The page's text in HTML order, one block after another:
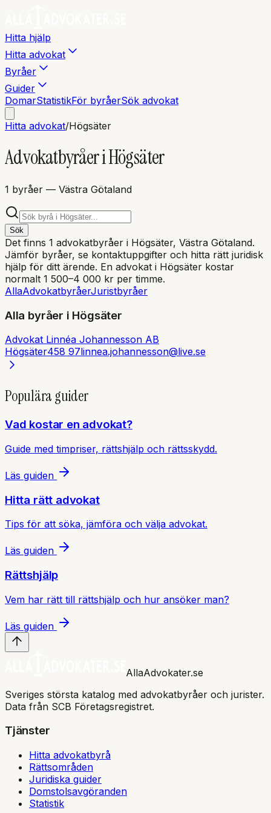
Hitta hjälp
Hitta advokat
Byråer
Guider
DomarStatistikFör byråerSök advokat
Hitta advokat/Högsäter
Advokatbyråer iHögsäter
1 byråer — Västra Götaland
Sök
Det finns 1 advokatbyråer i Högsäter, Västra Götaland.
Jämför byråer, se kontaktuppgifter och hitta rätt juridisk
hjälp för ditt ärende. En advokat i Högsäter kostar
normalt 1 500–4 000 kr per timme.
AllaAdvokatbyråerJuristbyråer
Alla byråer i Högsäter
Advokat Linnéa Johannesson AB
Högsäter458 97linnea.johannesson@live.se
Populära guider
Vad kostar en advokat?
Guide med timpriser, rättshjälp och rättsskydd.
Läs guiden
Hitta rätt advokat
Tips för att söka, jämföra och välja advokat.
Läs guiden
Rättshjälp
Vem har rätt till rättshjälp och hur ansöker man?
Läs guiden
AllaAdvokater.se
Sveriges största katalog med advokatbyråer och jurister.
Data från SCB Företagsregistret.
Tjänster
Hitta advokatbyrå
Rättsområden
Juridiska guider
Domstolsavgöranden
Statistik